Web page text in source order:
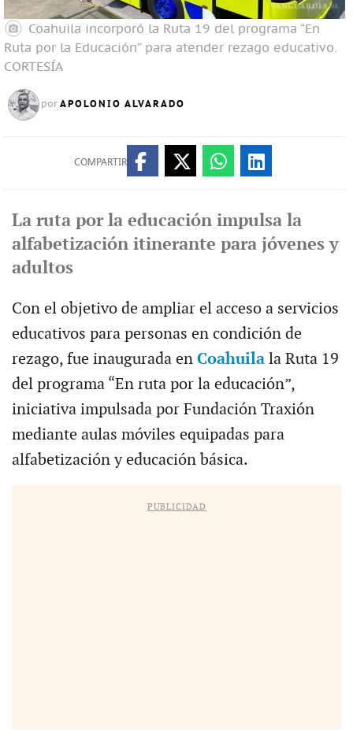
Coahuila incorporó la Ruta 19 del programa “En
Ruta por la Educación” para atender rezago educativo.
CORTESÍA
por APOLONIO ALVARADO
COMPARTIR
La ruta por la educación impulsa la
alfabetización itinerante para jóvenes y
adultos
Con el objetivo de ampliar el acceso a servicios
educativos para personas en condición de
rezago, fue inaugurada en Coahuila la Ruta 19
del programa “En ruta por la educación”,
iniciativa impulsada por Fundación Traxión
mediante aulas móviles equipadas para
alfabetización y educación básica.
PUBLICIDAD